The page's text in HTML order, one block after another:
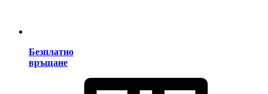
Безплатно
връщане